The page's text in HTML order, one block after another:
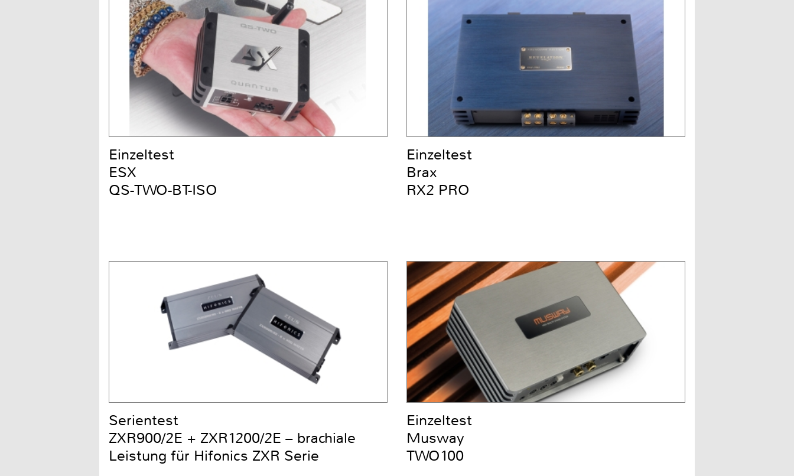
Einzeltest
ESX
QS-TWO-BT-ISO
Einzeltest
Brax
RX2 PRO
Serientest
ZXR900/2E + ZXR1200/2E – brachiale
Leistung für Hifonics ZXR Serie
Einzeltest
Musway
TWO100